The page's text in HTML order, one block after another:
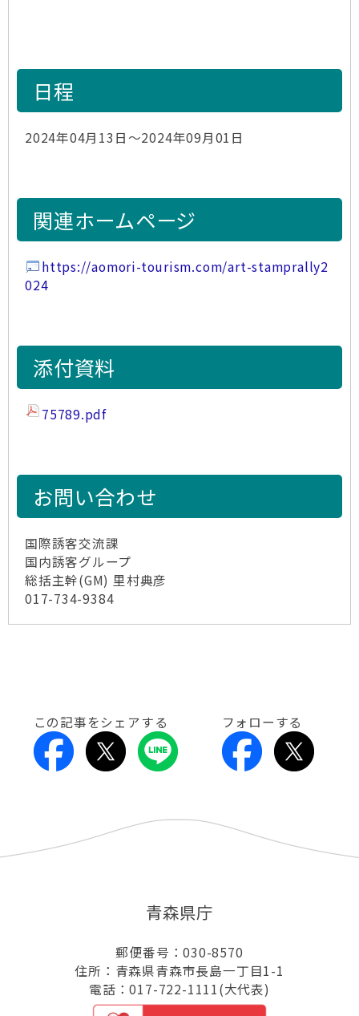
日程
2024年04月13日～2024年09月01日
関連ホームページ
https://aomori-tourism.com/art-stamprally2
024
添付資料
75789.pdf
お問い合わせ
国際誘客交流課
国内誘客グループ
総括主幹(GM) 里村典彦
017-734-9384
この記事をシェアする フォローする
青森県庁
郵便番号：030-8570
住所：青森県青森市長島一丁目1-1
電話：017-722-1111(大代表)